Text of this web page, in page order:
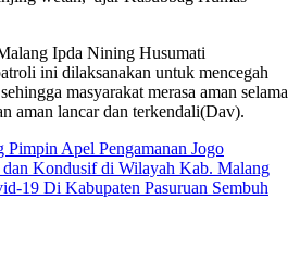
Ipda Nining Husumati
ini dilaksanakan untuk mencegah
masyarakat merasa aman selama
aman lancar dan terkendali(Dav).
Pimpin Apel Pengamanan Jogo
Kondusif di Wilayah Kab. Malang
19 Di Kabupaten Pasuruan Sembuh